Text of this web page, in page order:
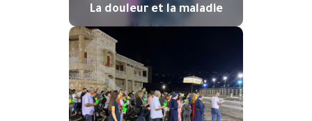
La douleur et la maladie